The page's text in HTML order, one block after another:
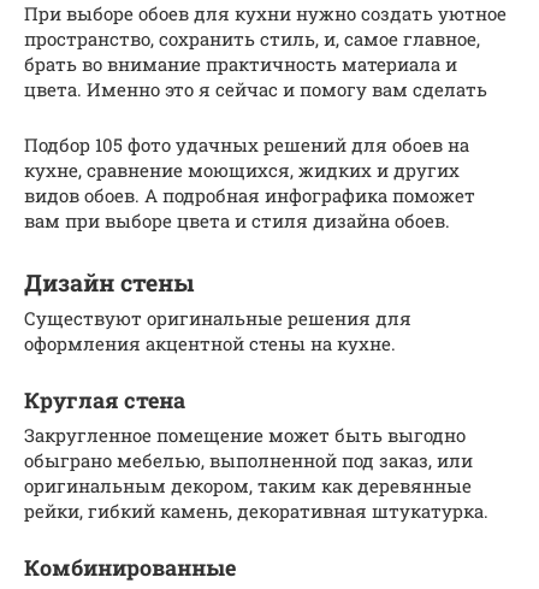
При выборе обоев для кухни нужно создать уютное
пространство, сохранить стиль, и, самое главное,
брать во внимание практичность материала и
цвета. Именно это я сейчас и помогу вам сделать
Подбор 105 фото удачных решений для обоев на
кухне, сравнение моющихся, жидких и других
видов обоев. А подробная инфографика поможет
вам при выборе цвета и стиля дизайна обоев.
Дизайн стены
Существуют оригинальные решения для
оформления акцентной стены на кухне.
Круглая стена
Закругленное помещение может быть выгодно
обыграно мебелью, выполненной под заказ, или
оригинальным декором, таким как деревянные
рейки, гибкий камень, декоративная штукатурка.
Комбинированные